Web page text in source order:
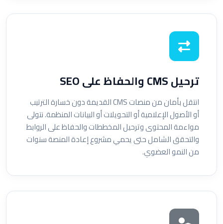
ترحيل CMS والحفاظ على SEO
انتقل بأمان من منصات CMS القديمة دون خسارة الترتيب
أو الأصول الإعلامية أو التحويلات أو البيانات المنظمة. نتولى
مواءمة المحتوى وترحيل المخططات والحفاظ على الروابط
والتحقق الشامل حتى يحمي مشروع إعادة المنصة سنوات
من النمو العضوي.